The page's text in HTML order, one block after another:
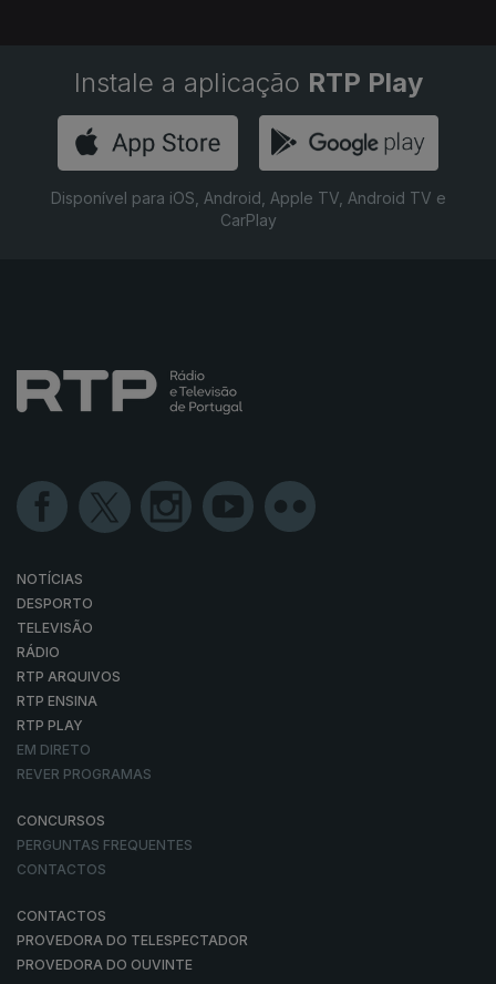
Instale a aplicação RTP Play
Disponível para iOS, Android, Apple TV, Android TV e
CarPlay
NOTÍCIAS
DESPORTO
TELEVISÃO
RÁDIO
RTP ARQUIVOS
RTP ENSINA
RTP PLAY
EM DIRETO
REVER PROGRAMAS
CONCURSOS
PERGUNTAS FREQUENTES
CONTACTOS
CONTACTOS
PROVEDORA DO TELESPECTADOR
PROVEDORA DO OUVINTE